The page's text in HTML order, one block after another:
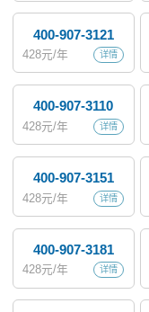
400-907-3121
详情
428元/年
400-907-3110
详情
428元/年
400-907-3151
详情
428元/年
400-907-3181
详情
428元/年